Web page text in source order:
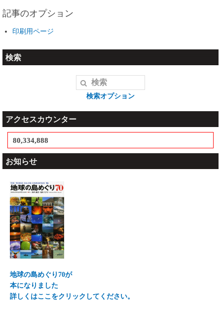
記事のオプション
印刷用ページ
検索
検索オプション
アクセスカウンター
80,334,888
お知らせ
地球の島めぐり70が
本になりました
詳しくはここをクリックしてください。